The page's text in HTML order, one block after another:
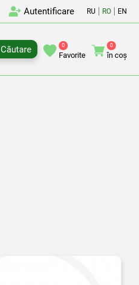
Autentificare RU RO EN
Căutare 0
Favorite
0
în coș